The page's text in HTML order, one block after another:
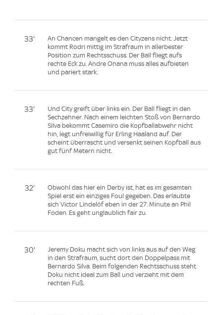
33'
An Chancen mangelt es den Cityzens nicht. Jetzt
kommt Rodri mittig im Strafraum in allerbester
Position zum Rechtsschuss. Der Ball fliegt aufs
rechte Eck zu. Andre Onana muss alles aufbieten
und pariert stark.
33'
Und City greift über links ein. Der Ball fliegt in den
Sechzehner. Nach einem leichten Stoß von Bernardo
Silva bekommt Casemiro die Kopfballabwehr nicht
hin, legt unfreiwillig für Erling Haaland auf. Der
scheint überrascht und versenkt seinen Kopfball aus
gut fünf Metern nicht.
32'
Obwohl das hier ein Derby ist, hat es im gesamten
Spiel erst ein einziges Foul gegeben. Das erlaubte
sich Victor Lindelöf eben in der 27. Minute an Phil
Foden. Es geht unglaublich fair zu.
30'
Jeremy Doku macht sich von links aus auf den Weg
in den Strafraum, sucht dort den Doppelpass mit
Bernardo Silva. Beim folgenden Rechtsschuss steht
Doku nicht ideal zum Ball und verzieht mit dem
rechten Fuß.